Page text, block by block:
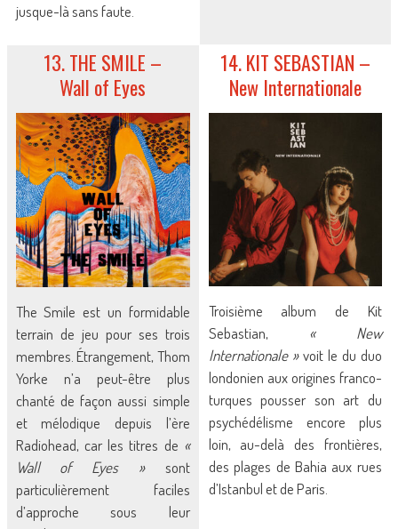
jusque-là sans faute.
13. THE SMILE –
Wall of Eyes
The Smile est un formidable
terrain de jeu pour ses trois
membres. Étrangement, Thom
Yorke n’a peut-être plus
chanté de façon aussi simple
et mélodique depuis l’ère
Radiohead, car les titres de «
Wall of Eyes »sont
particulièrement faciles
d’approche sous leur
14. KIT SEBASTIAN –
New Internationale
Troisième album de Kit
Sebastian, « New
Internationale »voit le du duo
londonien aux origines franco-
turques pousser son art du
psychédélisme encore plus
loin, au-delà des frontières,
des plages de Bahia aux rues
d’Istanbul et de Paris.